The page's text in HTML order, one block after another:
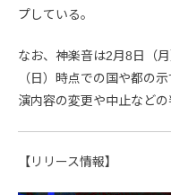
プしている。
なお、神楽音は2月8日（
（日）時点での国や都の
演内容の変更や中止などの
【リリース情報】